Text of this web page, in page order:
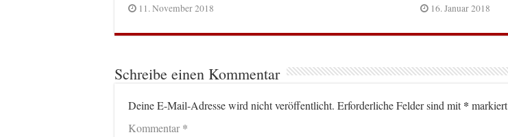
11. November 2018 16. Januar 2018
Schreibe einen Kommentar
Deine E-Mail-Adresse wird nicht veröffentlicht. Erforderliche Felder sind mit* markiert
Kommentar*